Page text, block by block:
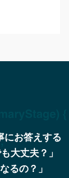
にお答えする
大丈夫？」
るの？」